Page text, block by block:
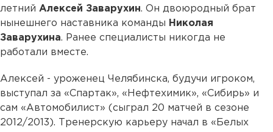
летний Алексей Заварухин. Он двоюродный брат
нынешнего наставника команды Николая
Заварухина. Ранее специалисты никогда не
работали вместе.
Алексей - уроженец Челябинска, будучи игроком,
выступал за «Спартак», «Нефтехимик», «Сибирь» и
сам «Автомобилист» (сыграл 20 матчей в сезоне
2012/2013). Тренерскую карьеру начал в «Белых